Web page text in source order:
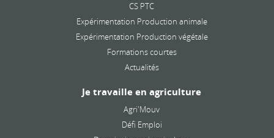
CS PTC
Expérimentation Production animale
Expérimentation Production végétale
Formations courtes
Actualités
Je travaille en agriculture
Agri'Mouv
Défi Emploi